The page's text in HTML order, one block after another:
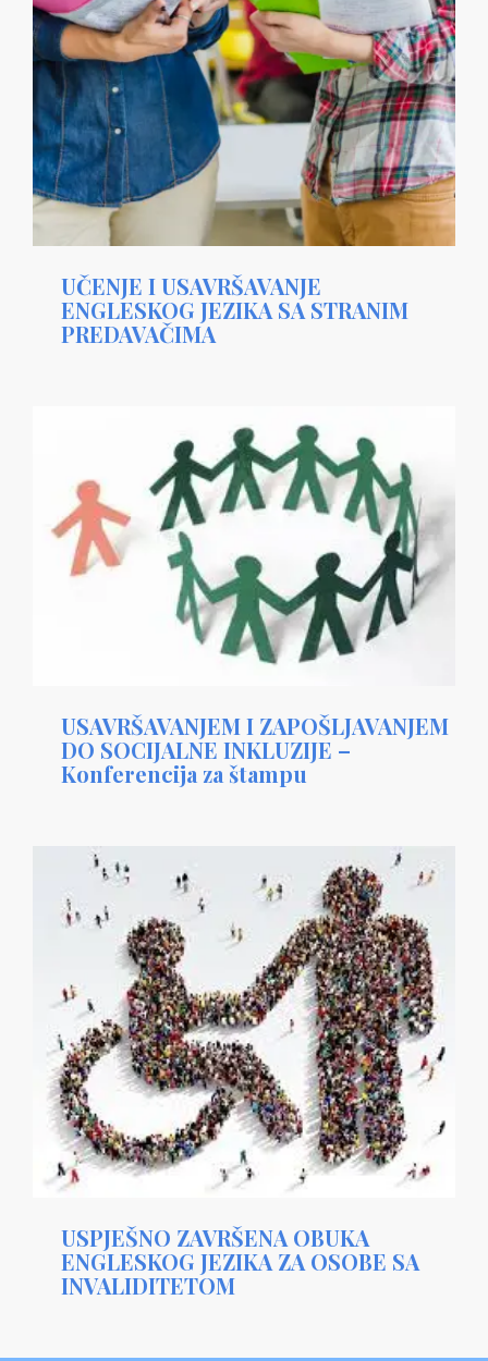
UČENJE I USAVRŠAVANJE
ENGLESKOG JEZIKA SA STRANIM
PREDAVAČIMA
USAVRŠAVANJEM I ZAPOŠLJAVANJEM
DO SOCIJALNE INKLUZIJE –
Konferencija za štampu
USPJEŠNO ZAVRŠENA OBUKA
ENGLESKOG JEZIKA ZA OSOBE SA
INVALIDITETOM